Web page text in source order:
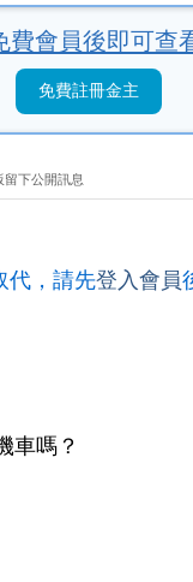
費會員後即可查
免費註冊金主
下公開訊息
代，請先登入會員
車嗎？